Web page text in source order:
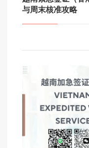
与周末核准攻略